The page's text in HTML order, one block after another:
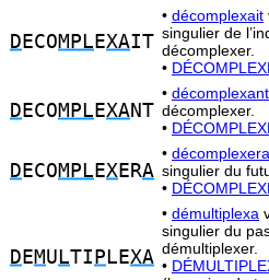
D ECOMPL EXAIT
• décomplexait
singulier de
décomplexer.
•
D ECOMPL EXANT
• décomplexant
décomplexer.
•
D ECOMPL EXERA
• décomplexera
singulier du
•
D EMU LTI P LEXA
• démultiplexa
singulier du
démultiplexer.
•